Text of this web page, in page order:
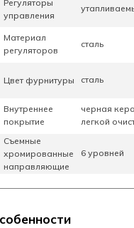
Регуляторы
управления
Материал
регуляторов
сталь
Цвет фурнитуры сталь
Внутреннее
покрытие
черная
легкой
Съемные
хромированные
направляющие
6 уровней